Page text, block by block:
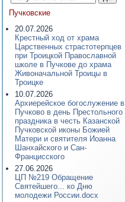
Пучковские
20.07.2026
Крестный ход от храма
Царственных страстотерпцев
при Троицкой Православной
школе в Пучкове до храма
Живоначальной Троицы в
Троицке
10.07.2026
Архиерейское богослужение в
Пучково в день Престольного
праздника в честь Казанской
Пучковской иконы Божией
Матери и святителя Иоанна
Шанхайского и Сан-
Францисского
27.06.2026
ЦП №219 Обращение
Святейшего... ко Дню
молодежи России.docx